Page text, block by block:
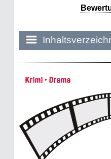
Krimi • Drama